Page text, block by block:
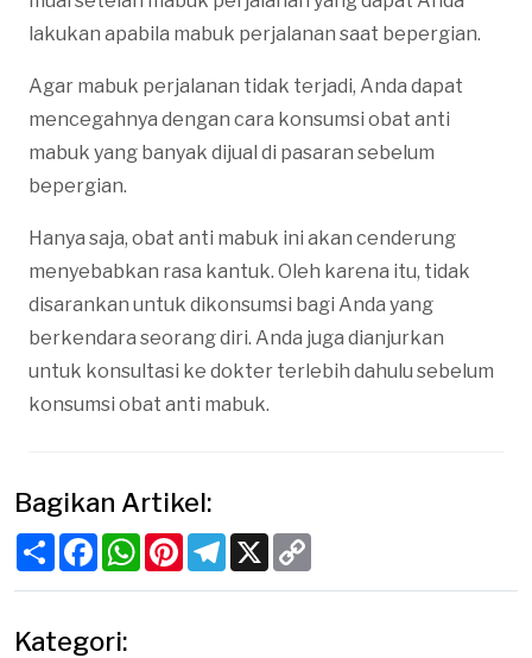
lakukan apabila mabuk perjalanan saat bepergian.
Agar mabuk perjalanan tidak terjadi, Anda dapat
mencegahnya dengan cara konsumsi obat anti
mabuk yang banyak dijual di pasaran sebelum
bepergian.
Hanya saja, obat anti mabuk ini akan cenderung
menyebabkan rasa kantuk. Oleh karena itu, tidak
disarankan untuk dikonsumsi bagi Anda yang
berkendara seorang diri. Anda juga dianjurkan
untuk konsultasi ke dokter terlebih dahulu sebelum
konsumsi obat anti mabuk.
Bagikan Artikel:
ShareFacebookWhatsApp
PinterestTelegram
X
Kategori: